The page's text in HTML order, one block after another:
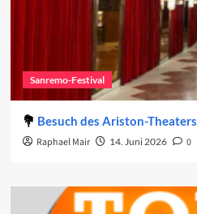
Sanremo-Festival
Besuch des Ariston-Theaters
Raphael Mair 14. Juni 2026 0